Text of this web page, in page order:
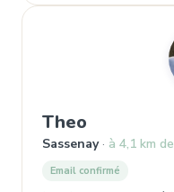
Theo , Baby-
Sassenay à 4,1 km
Email confirmé